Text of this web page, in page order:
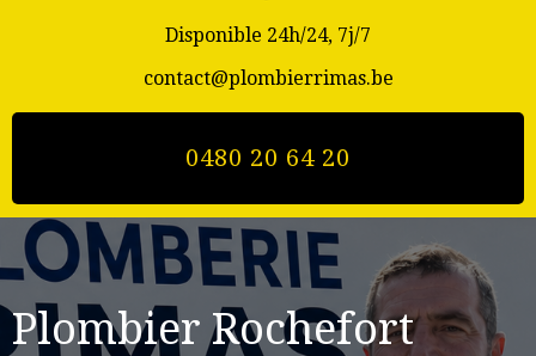
Disponible 24h/24, 7j/7
contact@plombierrimas.be
0480 20 64 20
Plombier Rochefort